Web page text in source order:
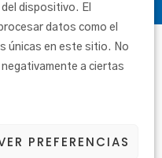
dispositivo. El
datos como el
únicas en este sitio. No
a ciertas
PREFERENCIAS